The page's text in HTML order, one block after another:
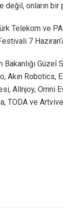
onların bir
Telekom ve
7
Güzel
Akın
Allnjoy, Omni
TODA ve Artvive